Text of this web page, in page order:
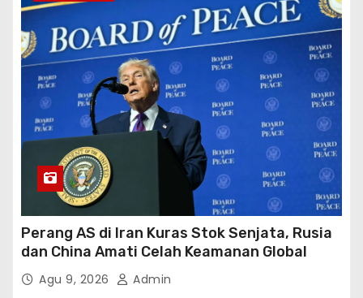
Perang AS di Iran Kuras Stok Senjata, Rusia
dan China Amati Celah Keamanan Global
Agu 9, 2026 Admin